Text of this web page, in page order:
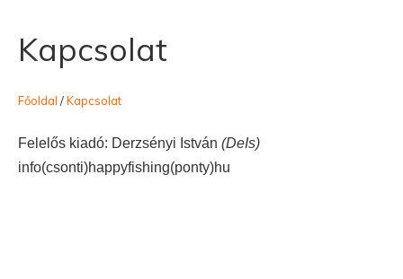
Kapcsolat
Főoldal /Kapcsolat
Felelős kiadó: Derzsényi István (DeIs)
info(csonti)happyfishing(ponty)hu